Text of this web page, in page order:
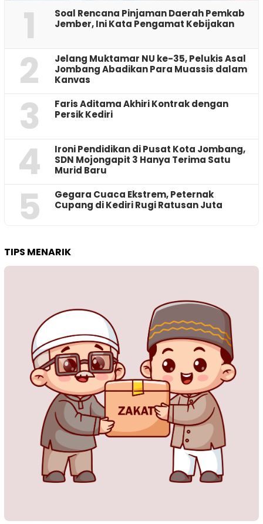
1
‎Soal Rencana Pinjaman Daerah Pemkab
Jember, Ini Kata Pengamat Kebijakan ‎
2
Jelang Muktamar NU ke-35, Pelukis Asal
Jombang Abadikan Para Muassis dalam
Kanvas
3
Faris Aditama Akhiri Kontrak dengan
Persik Kediri
4
Ironi Pendidikan di Pusat Kota Jombang,
SDN Mojongapit 3 Hanya Terima Satu
Murid Baru
5
‎Gegara Cuaca Ekstrem, Peternak
Cupang di Kediri Rugi Ratusan Juta
TIPS MENARIK